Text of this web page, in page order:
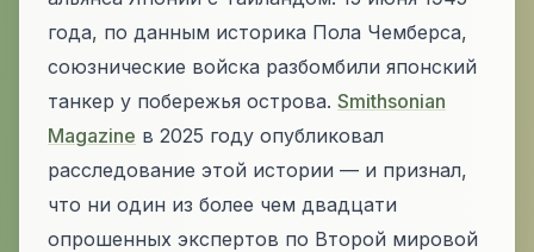
года, по данным историка Пола Чемберса,
союзнические войска разбомбили японский
танкер у побережья острова. Smithsonian
Magazine в 2025 году опубликовал
расследование этой истории — и признал,
что ни один из более чем двадцати
опрошенных экспертов по Второй мировой